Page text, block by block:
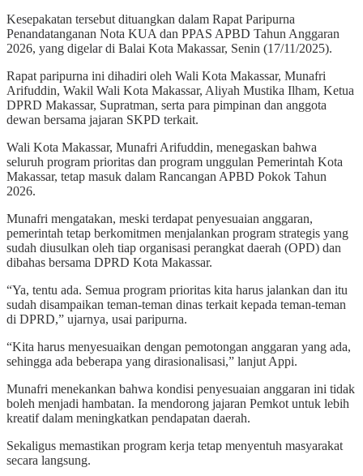
Kesepakatan tersebut dituangkan dalam Rapat Paripurna
Penandatanganan Nota KUA dan PPAS APBD Tahun Anggaran
2026, yang digelar di Balai Kota Makassar, Senin (17/11/2025).
Rapat paripurna ini dihadiri oleh Wali Kota Makassar, Munafri
Arifuddin, Wakil Wali Kota Makassar, Aliyah Mustika Ilham, Ketua
DPRD Makassar, Supratman, serta para pimpinan dan anggota
dewan bersama jajaran SKPD terkait.
Wali Kota Makassar, Munafri Arifuddin, menegaskan bahwa
seluruh program prioritas dan program unggulan Pemerintah Kota
Makassar, tetap masuk dalam Rancangan APBD Pokok Tahun
2026.
Munafri mengatakan, meski terdapat penyesuaian anggaran,
pemerintah tetap berkomitmen menjalankan program strategis yang
sudah diusulkan oleh tiap organisasi perangkat daerah (OPD) dan
dibahas bersama DPRD Kota Makassar.
“Ya, tentu ada. Semua program prioritas kita harus jalankan dan itu
sudah disampaikan teman-teman dinas terkait kepada teman-teman
di DPRD,” ujarnya, usai paripurna.
“Kita harus menyesuaikan dengan pemotongan anggaran yang ada,
sehingga ada beberapa yang dirasionalisasi,” lanjut Appi.
Munafri menekankan bahwa kondisi penyesuaian anggaran ini tidak
boleh menjadi hambatan. Ia mendorong jajaran Pemkot untuk lebih
kreatif dalam meningkatkan pendapatan daerah.
Sekaligus memastikan program kerja tetap menyentuh masyarakat
secara langsung.